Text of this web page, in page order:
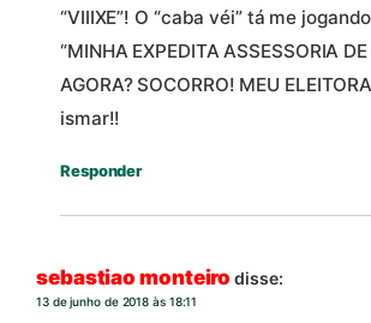
“VIIIXE”! O “caba véi” tá me
“MINHA EXPEDITA ASSESSORIA DE
AGORA? SOCORRO! MEU
ismar!!
Responder
sebastiao monteiro disse:
13 de junho de 2018 às 18:11